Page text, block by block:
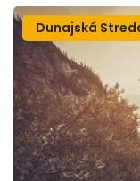
Dunajská